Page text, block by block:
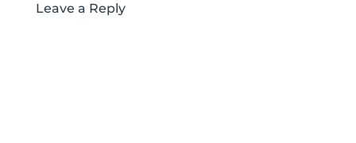
Leave a Reply